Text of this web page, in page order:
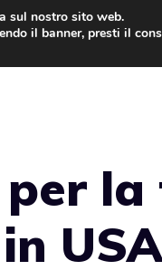
sul nostro sito web.
il banner, presti il